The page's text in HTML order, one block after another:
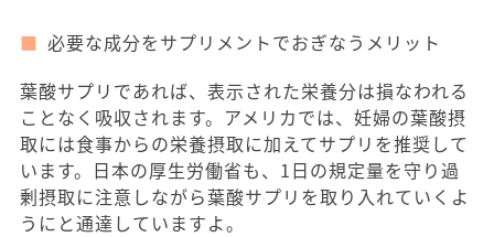
必要な成分をサプリメントでおぎなうメリット
葉酸サプリであれば、表示された栄養分は損なわれる
ことなく吸収されます。アメリカでは、妊婦の葉酸摂
取には食事からの栄養摂取に加えてサプリを推奨して
います。日本の厚生労働省も、1日の規定量を守り過
剰摂取に注意しながら葉酸サプリを取り入れていくよ
うにと通達していますよ。